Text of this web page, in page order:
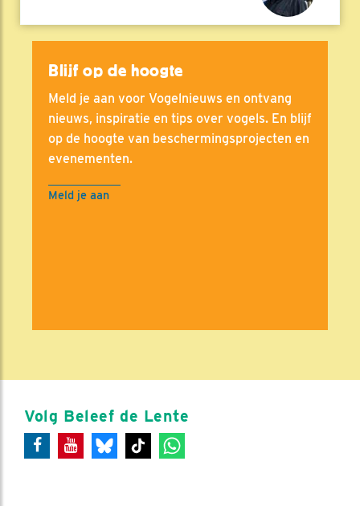
Blijf op de hoogte
Meld je aan voor Vogelnieuws en ontvang
nieuws, inspiratie en tips over vogels. En blijf
op de hoogte van beschermingsprojecten en
evenementen.
Meld je aan
Volg Beleef de Lente